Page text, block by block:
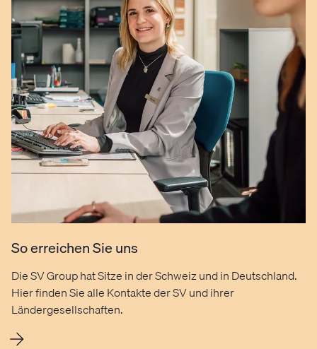
So erreichen Sie uns
Die SV Group hat Sitze in der Schweiz und in Deutschland.
Hier finden Sie alle Kontakte der SV und ihrer
Ländergesellschaften.